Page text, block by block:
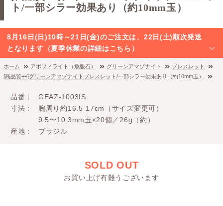
ト/一部シラー効果あり（約10mm玉）
8月16日(日)10時～21日(金)のご注文は、22日(土)順次発送
となります（夏季休業の詳細はこちら）
ホーム アポフィライト（魚眼石） グリーンアマゾナイト
ブレスレット
[高品質++]グリーンアマゾナイトブレスレット/一部シラー効果あり（約10mm玉）
品番
GEAZ-1003IS
寸法
腕周り約16.5-17cm（サイズ変更可）
9.5〜10.3mm玉×20個／26g（約）
産地
ブラジル
SOLD OUT
お買い上げ有難うございます